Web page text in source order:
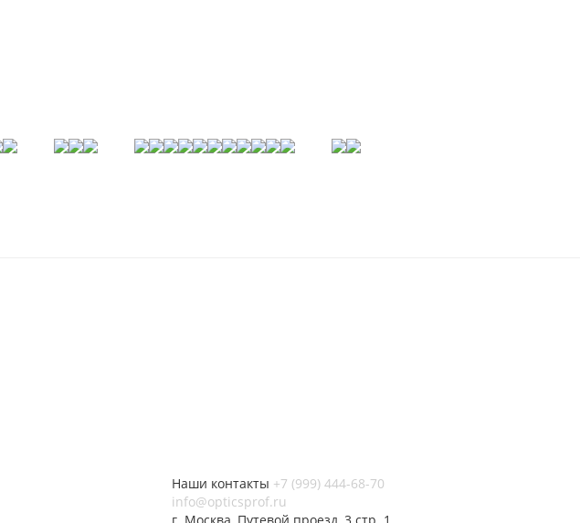
Наши контакты +7 (999) 444-68-70
info@opticsprof.ru